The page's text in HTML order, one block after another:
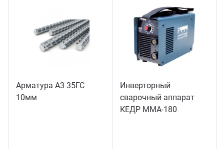
Арматура А3 35ГС
10мм
Инверторный
сварочный аппарат
КЕДР MMA-180